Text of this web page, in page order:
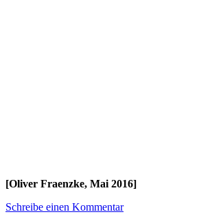
[Oliver Fraenzke, Mai 2016]
Schreibe einen Kommentar